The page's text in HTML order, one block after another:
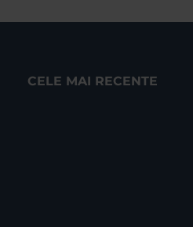
CELE MAI RECENTE